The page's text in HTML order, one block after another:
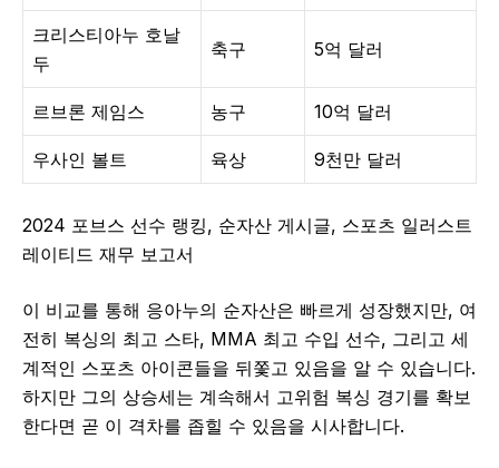
크리스티아누 호날
두
축구 5억 달러
르브론 제임스 농구 10억 달러
우사인 볼트 육상 9천만 달러
2024 포브스 선수 랭킹, 순자산 게시글, 스포츠 일러스트
레이티드 재무 보고서
이 비교를 통해 응아누의 순자산은 빠르게 성장했지만, 여
전히 복싱의 최고 스타, MMA 최고 수입 선수, 그리고 세
계적인 스포츠 아이콘들을 뒤쫓고 있음을 알 수 있습니다.
하지만 그의 상승세는 계속해서 고위험 복싱 경기를 확보
한다면 곧 이 격차를 좁힐 수 있음을 시사합니다.